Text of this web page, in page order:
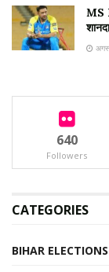
MS
640
Followers
CATEGORIES
BIHAR